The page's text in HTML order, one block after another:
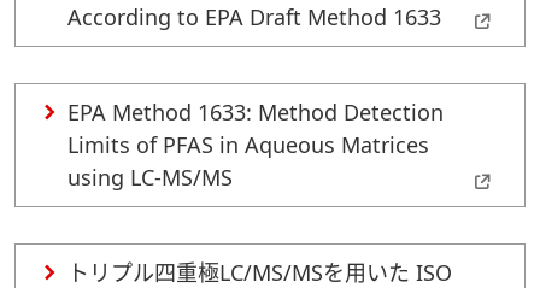
According to EPA Draft Method 1633
EPA Method 1633: Method Detection
Limits of PFAS in Aqueous Matrices
using LC-MS/MS
トリプル四重極LC/MS/MSを用いた ISO